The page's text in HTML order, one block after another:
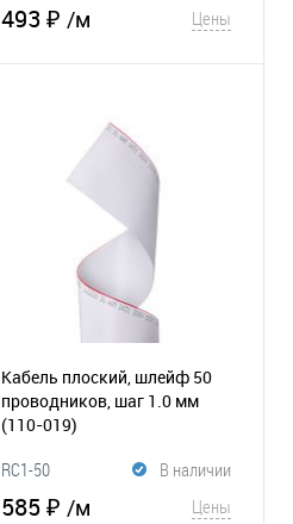
493 ₽/м Цены
В избранное
К
сравнению
Кабель плоский, шлейф 50
проводников, шаг 1.0 мм
(110-019)
В наличии
RC1-50
585 ₽/м Цены